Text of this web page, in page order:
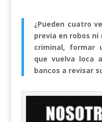
¿Pueden cuatro
previa en robos
criminal, formar
que vuelva loca
bancos a revisar